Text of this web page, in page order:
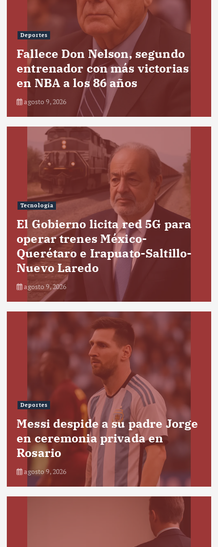
Deportes
Fallece Don Nelson, segundo
entrenador con más victorias
en NBA a los 86 años
agosto 9, 2026
Tecnología
El Gobierno licita red 5G para
operar trenes México-
Querétaro e Irapuato-Saltillo-
Nuevo Laredo
agosto 9, 2026
Deportes
Messi despide a su padre Jorge
en ceremonia privada en
Rosario
agosto 9, 2026